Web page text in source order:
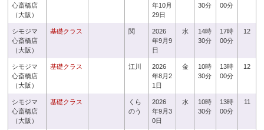
心斎橋店
（大阪）
年10月
29日
30分
00分
シモジマ
心斎橋店
（大阪）
基礎クラス 関
2026
年9月9
日
水
14時
30分
17時
00分
12
シモジマ
心斎橋店
（大阪）
基礎クラス 江川
2026
年8月2
1日
金
10時
30分
13時
00分
12
シモジマ
心斎橋店
（大阪）
基礎クラス
くら
のう
2026
年9月3
0日
水
10時
30分
13時
00分
11